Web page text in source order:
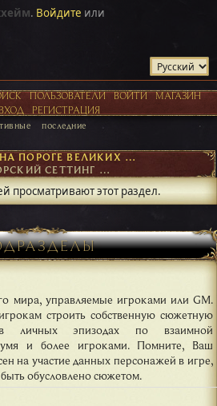
. Войдите или
ПОЛЬЗОВАТЕЛИ ВОЙТИ
МАГАЗИН
РЕГИСТРАЦИЯ
последние
НА ПОРОГЕ ВЕЛИКИХ ОТКРЫТИЙ
АВТОРСКИЙ СЕТТИНГ И NPC
просматривают этот раздел.
мира, управляемые игроками или GM.
строить собственную сюжетную
личных эпизодах по взаимной
и более игроками. Помните, Ваш
на участие данных персонажей в игре,
обусловлено сюжетом.